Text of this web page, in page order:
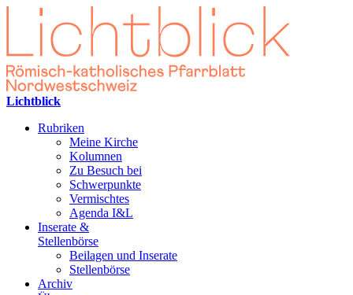
Lichtblick
Rubriken
Meine Kirche
Kolumnen
Zu Besuch bei
Schwerpunkte
Vermischtes
Agenda I&L
Inserate &
Stellenbörse
Beilagen und Inserate
Stellenbörse
Archiv